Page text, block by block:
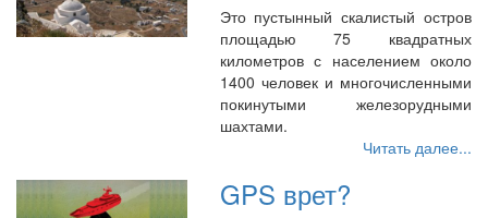
Это пустынный скалистый остров
площадью 75 квадратных
километров с населением около
1400 человек и многочисленными
покинутыми железорудными
шахтами.
Читать далее...
GPS врет?